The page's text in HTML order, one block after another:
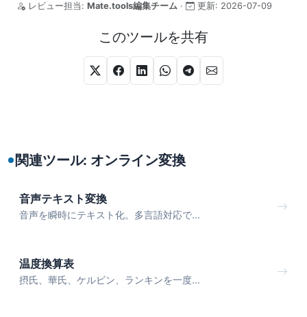
レビュー担当: Mate.tools編集チーム · 更新: 2026-07-09
このツールを共有
関連ツール: オンライン変換
音声テキスト変換
音声を瞬時にテキスト化。多言語対応で...
温度換算表
摂氏、華氏、ケルビン、ランキンを一度...